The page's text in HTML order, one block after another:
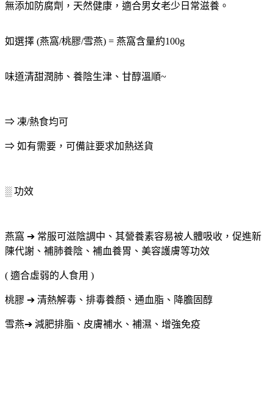
無添加防腐劑，天然健康，適合男女老少日常滋養。
如選擇 (燕窩/桃膠/雪燕) = 燕窩含量約100g
味道清甜潤肺、養陰生津、甘醇溫順~
⇒ 凍/熱食均可
⇒ 如有需要，可備註要求加熱送貨
░ 功效
燕窩 ➔ 常服可滋陰調中、其營養素容易被人體吸收，促進新
陳代謝、補肺養陰、補血養胃、美容護膚等功效
( 適合虛弱的人食用 )
桃膠 ➔ 清熱解毒、排毒養顏、通血脂、降膽固醇
雪燕➔ 減肥排脂、皮膚補水、補濕、增強免疫